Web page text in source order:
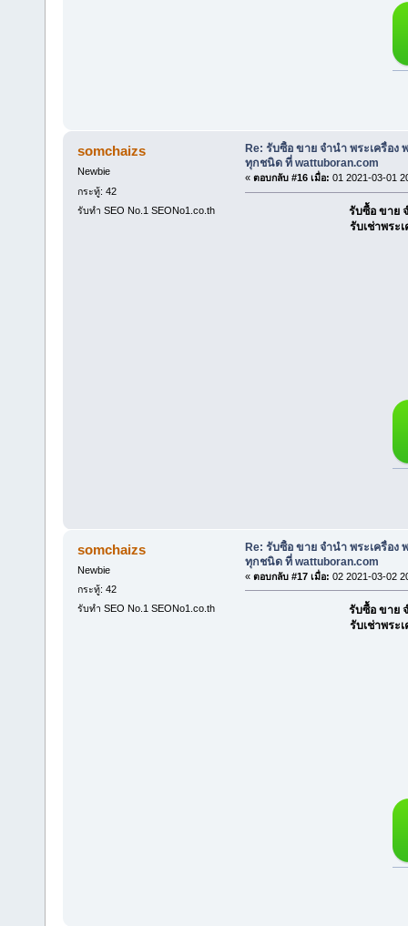
somchaizs
Newbie
กระทู้: 42
รับทำ SEO No.1 SEONo1.co.th
Re: รับซื้อ ขาย จำนำ พระเครื่อง
ทุกชนิด ที่ wattuboran.com
« ตอบกลับ #16 เมื่อ: 01 2021-03-01
รับซื้อ ขาย
รับเช่าพระ
somchaizs
Newbie
กระทู้: 42
รับทำ SEO No.1 SEONo1.co.th
Re: รับซื้อ ขาย จำนำ พระเครื่อง
ทุกชนิด ที่ wattuboran.com
« ตอบกลับ #17 เมื่อ: 02 2021-03-02
รับซื้อ ขาย
รับเช่าพระ